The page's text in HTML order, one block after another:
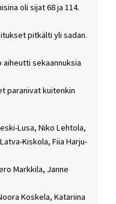
oli sijat 68 ja 114.
pitkälti yli sadan.
sekaannuksia
paranivat kuitenkin
Lusa, Niko Lehtola,
Kiskola, Fiia Harju-
Markkila, Janne
Koskela, Katariina